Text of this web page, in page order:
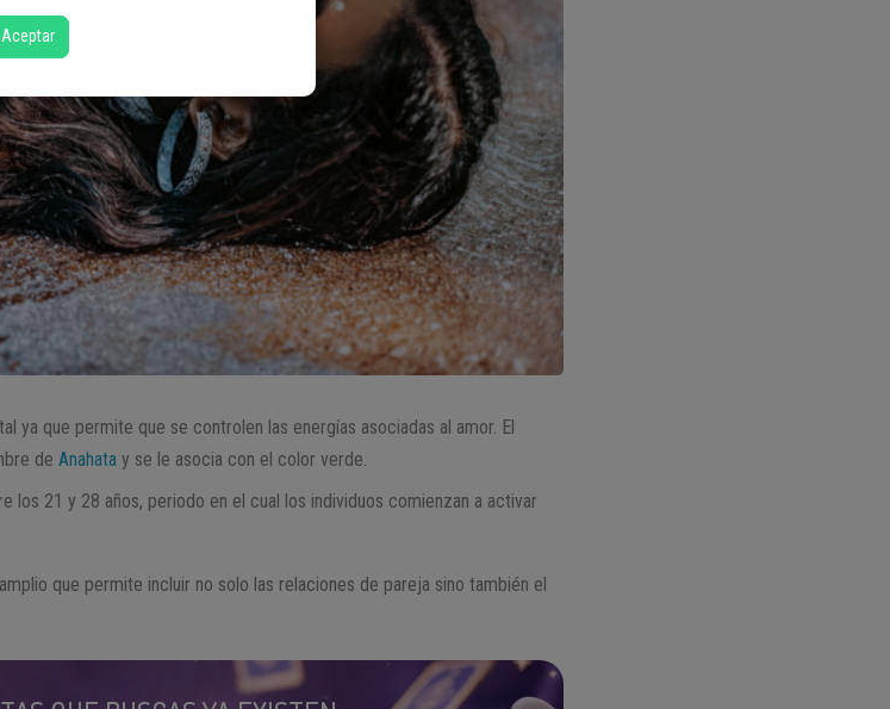
ya que permite que se controlen las energías asociadas al amor. El
deAnahata y se le asocia con el color verde.
los 21 y 28 años, periodo en el cual los individuos comienzan a activar
que permite incluir no solo las relaciones de pareja sino también el
Aceptar